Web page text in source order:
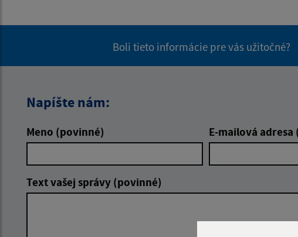
Boli tieto informácie pre vás užitočné?
Napíšte nám:
Meno (povinné) E-mailová adresa
Text vašej správy (povinné)